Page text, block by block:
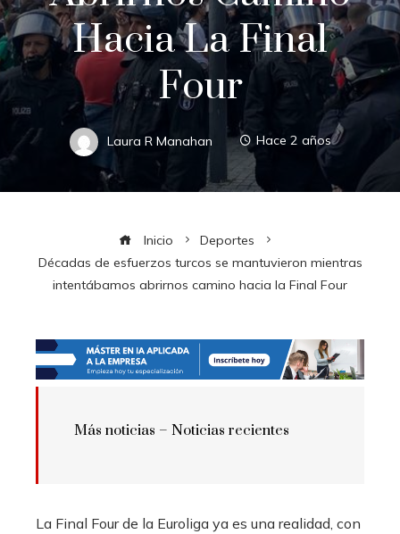
Hacia La Final
Four
Laura R Manahan Hace 2 años
Inicio
Deportes
Décadas de esfuerzos turcos se mantuvieron mientras
intentábamos abrirnos camino hacia la Final Four
Más noticias – Noticias recientes
La Final Four de la Euroliga ya es una realidad, con